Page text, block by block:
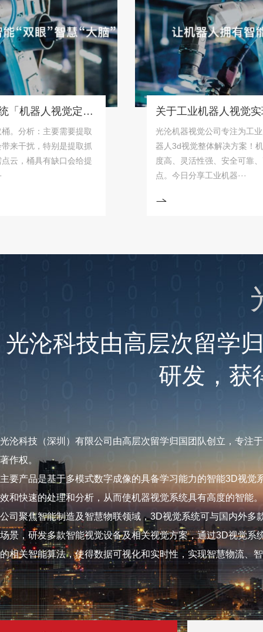
桶状物体识别抓取系统「机器人视觉定位抓取解决方案」
析：主要需要提取
扰，特别是提取抓
桶具有缺口会给提
光沦机器视觉公司专注为工业用户
器人3d视觉整体解决方案！机器视
度高、灵活性强、安全可靠、高效
点。今日分享工业机器···
光沦科技由高层次留学
研发，获
光沦科技（深圳）有限公司由高层次留学归国团队创立，专注
著作权。
主要产品是基于多模式数字成像的具备学习能力的智能3D视
效和快速的处理和分析，从而使机器视觉系统具有高度的智能
公司聚焦智能制造及智慧物联领域，3D视觉系统可与国内外
场景，研发多款智能视觉设备及相关视觉方案，通过3D视觉
的相关智能算法，使得数据可视化和实时性，实现智慧物流、